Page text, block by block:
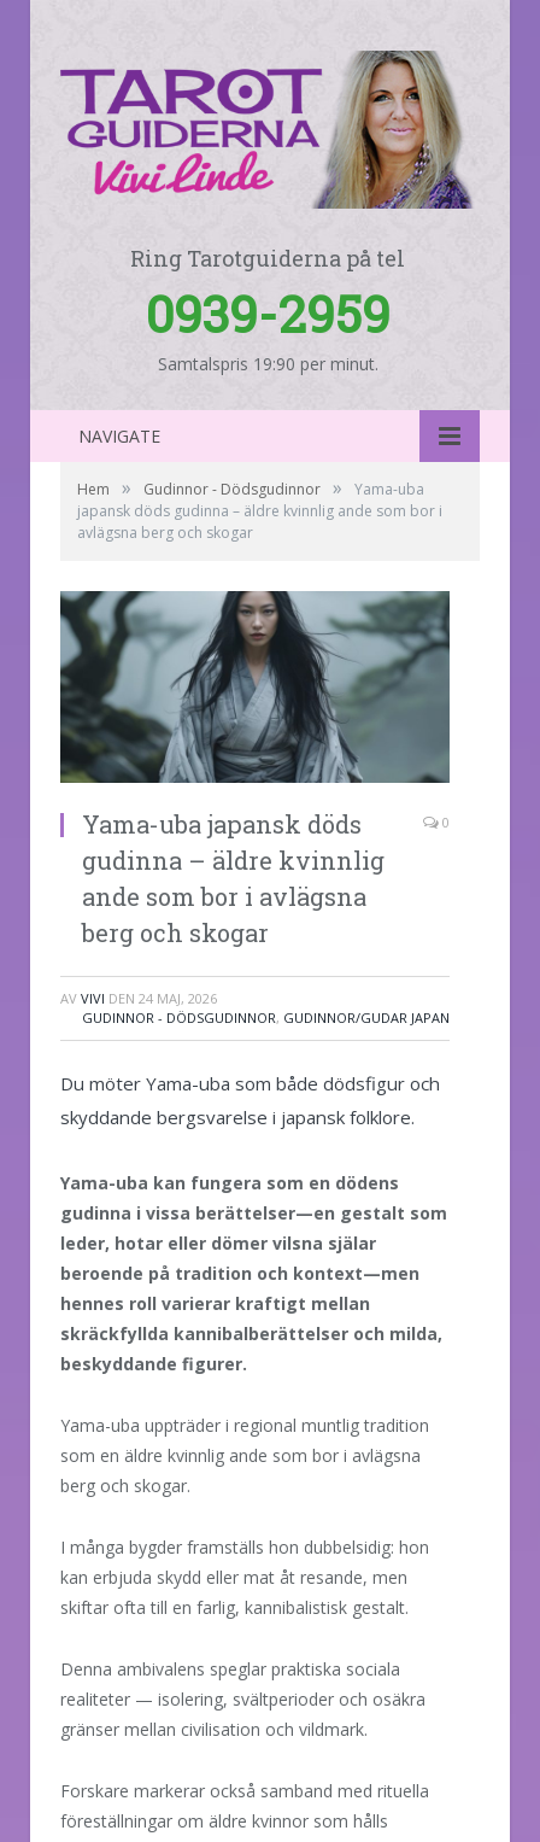
Ring Tarotguiderna på tel
0939-2959
Samtalspris 19:90 per minut.
NAVIGATE
Hem » Gudinnor - Dödsgudinnor »
Yama-uba
japansk döds gudinna – äldre kvinnlig ande som bor i
avlägsna berg och skogar
Yama-uba japansk döds
gudinna – äldre kvinnlig
ande som bor i avlägsna
berg och skogar
0
AV VIVI DEN 24 MAJ, 2026
GUDINNOR - DÖDSGUDINNOR, GUDINNOR/GUDAR JAPAN
Du möter Yama-uba som både dödsfigur och
skyddande bergsvarelse i japansk folklore.
Yama-uba kan fungera som en dödens
gudinna i vissa berättelser—en gestalt som
leder, hotar eller dömer vilsna själar
beroende på tradition och kontext—men
hennes roll varierar kraftigt mellan
skräckfyllda kannibalberättelser och milda,
beskyddande figurer.
Yama-uba uppträder i regional muntlig tradition
som en äldre kvinnlig ande som bor i avlägsna
berg och skogar.
I många bygder framställs hon dubbelsidig: hon
kan erbjuda skydd eller mat åt resande, men
skiftar ofta till en farlig, kannibalistisk gestalt.
Denna ambivalens speglar praktiska sociala
realiteter — isolering, svältperioder och osäkra
gränser mellan civilisation och vildmark.
Forskare markerar också samband med rituella
föreställningar om äldre kvinnor som hålls